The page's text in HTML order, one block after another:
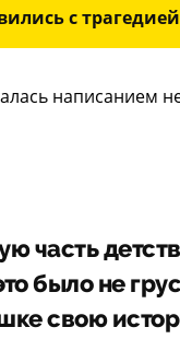
с трагедией
написанием
часть
было не
свою